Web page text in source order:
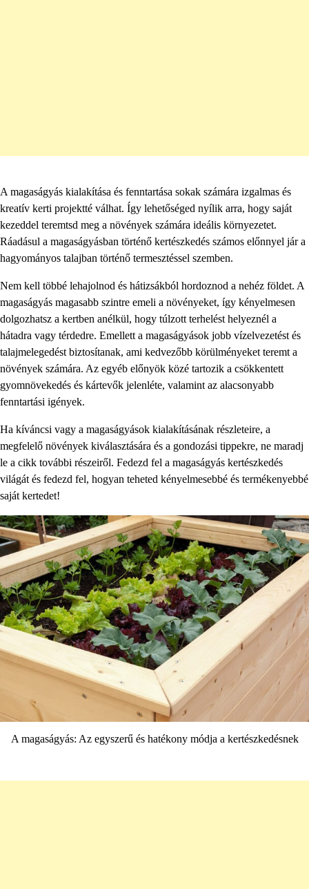
A magaságyás kialakítása és fenntartása sokak számára izgalmas és
kreatív kerti projektté válhat. Így lehetőséged nyílik arra, hogy saját
kezeddel teremtsd meg a növények számára ideális környezetet.
Ráadásul a magaságyásban történő kertészkedés számos előnnyel jár a
hagyományos talajban történő termesztéssel szemben.
Nem kell többé lehajolnod és hátizsákból hordoznod a nehéz földet. A
magaságyás magasabb szintre emeli a növényeket, így kényelmesen
dolgozhatsz a kertben anélkül, hogy túlzott terhelést helyeznél a
hátadra vagy térdedre. Emellett a magaságyások jobb vízelvezetést és
talajmelegedést biztosítanak, ami kedvezőbb körülményeket teremt a
növények számára. Az egyéb előnyök közé tartozik a csökkentett
gyomnövekedés és kártevők jelenléte, valamint az alacsonyabb
fenntartási igények.
Ha kíváncsi vagy a magaságyások kialakításának részleteire, a
megfelelő növények kiválasztására és a gondozási tippekre, ne maradj
le a cikk további részeiről. Fedezd fel a magaságyás kertészkedés
világát és fedezd fel, hogyan teheted kényelmesebbé és termékenyebbé
saját kertedet!
A magaságyás: Az egyszerű és hatékony módja a kertészkedésnek